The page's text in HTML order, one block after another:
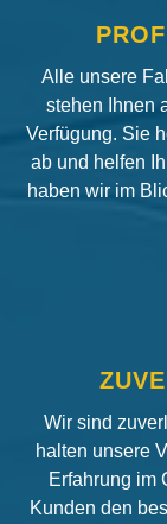
Alle unsere
stehen Ihnen
Verfügung. Sie
ab und helfen
haben wir im
Wir sind
halten unsere
Erfahrung im
Kunden den